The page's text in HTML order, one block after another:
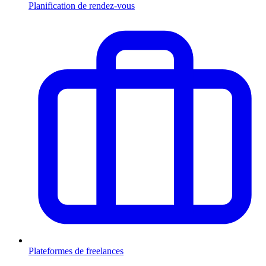
Planification de rendez-vous
Plateformes de freelances